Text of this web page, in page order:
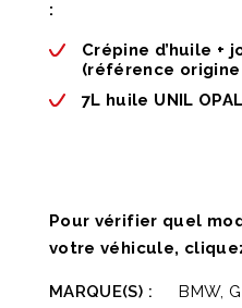
:
Crépine d’huile +
(référence origine
7L huile UNIL
Pour vérifier quel
votre véhicule,
MARQUE(S) :
BMW,